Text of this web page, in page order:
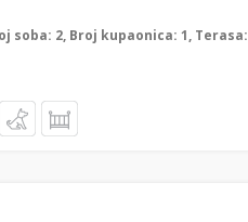
soba: 2, Broj kupaonica: 1, Terasa: